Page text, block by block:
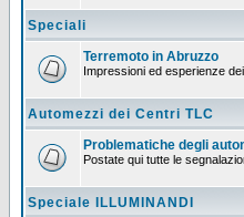
Speciali
Terremoto in Abruzzo
Impressioni ed esperienze
Automezzi dei Centri TLC
Problematiche degli
Postate qui tutte le
Speciale ILLUMINANDI